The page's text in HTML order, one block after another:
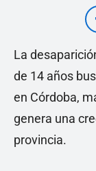
La
de 14 años
en Córdoba,
genera una
provincia.